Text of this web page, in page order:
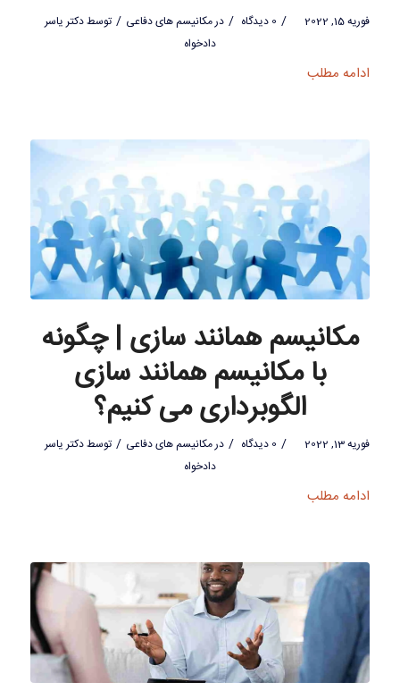
فوریه 15, 2022 / 0 دیدگاه / درمکانیسم های دفاعی / توسطدکتر یاسر
دادخواه
ادامه مطلب
مکانیسم همانند سازی | چگونه
با مکانیسم همانند سازی
الگوبرداری می کنیم؟
فوریه 13, 2022 / 0 دیدگاه / درمکانیسم های دفاعی / توسطدکتر یاسر
دادخواه
ادامه مطلب